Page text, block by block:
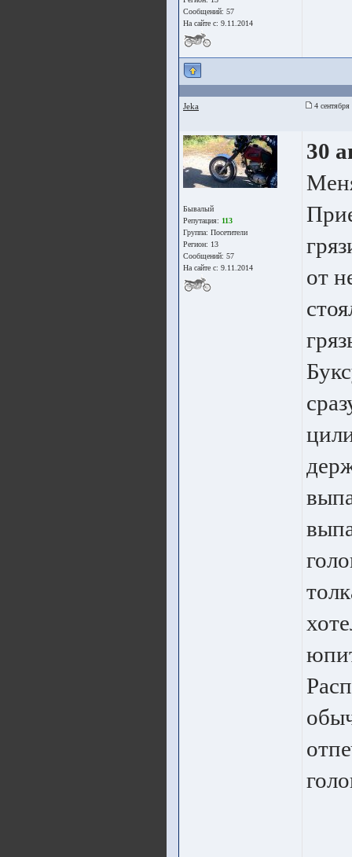
Сообщений: 57
На сайте с: 9.11.2014
Jeka 4
Бывалый
Репутация: 113
Группа: Посетители
Регион: 13
Сообщений: 57
На сайте с: 9.11.2014
30
от